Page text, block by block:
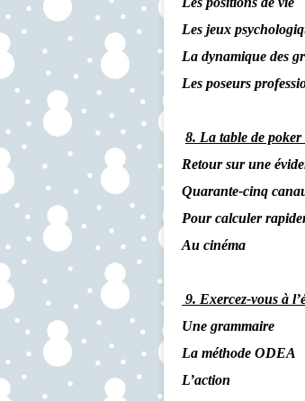
Les jeux
La dynamique des
Les poseurs
8. La table de poker
Retour sur une
Quarante-cinq
Pour calculer
Au cinéma
9. Exercez-vous à
Une grammaire
La méthode ODEA
L’action